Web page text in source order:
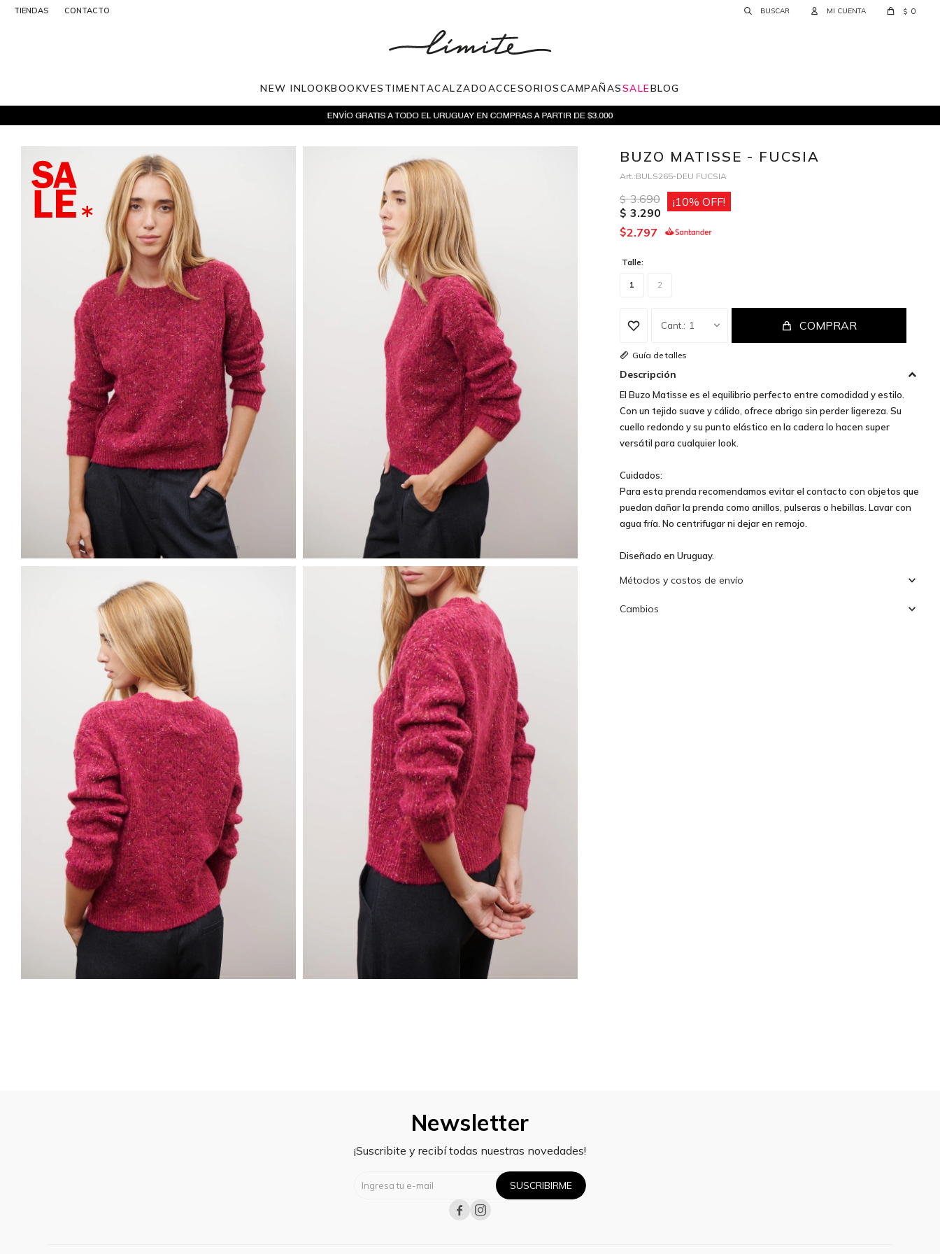
NEW INLOOKBOOKVESTIMENTACALZADOACCESORIOSCAMPAÑASSALEBLOG
TIENDAS CONTACTO $ 0
BUZO MATISSE - FUCSIA
BULS265-DEU FUCSIA
$ 3.690
$ 3.290
10
$2.797
Talle:
1 2
1 COMPRAR
Guía de talles
Descripción
El Buzo Matisse es el equilibrio perfecto entre comodidad y estilo.
Con un tejido suave y cálido, ofrece abrigo sin perder ligereza. Su
cuello redondo y su punto elástico en la cadera lo hacen super
versátil para cualquier look.
Cuidados:
Para esta prenda recomendamos evitar el contacto con objetos que
puedan dañar la prenda como anillos, pulseras o hebillas. Lavar con
agua fría. No centrifugar ni dejar en remojo.
Diseñado en Uruguay.
Métodos y costos de envío
Cambios
Newsletter
¡Suscribite y recibí todas nuestras novedades!
SUSCRIBIRME
 